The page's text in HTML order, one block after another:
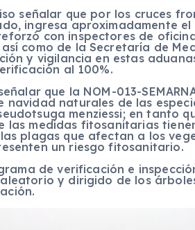
señalar que por los cruces
ingresa aproximadamente
reforzó con inspectores de
como de la Secretaría de
y vigilancia en estas
al 100%.
que la NOM-013-
navidad naturales de las
menziessi; en tanto
las medidas fitosanitarias
plagas que afectan a los
un riesgo fitosanitario.
de verificación e
y dirigido de los